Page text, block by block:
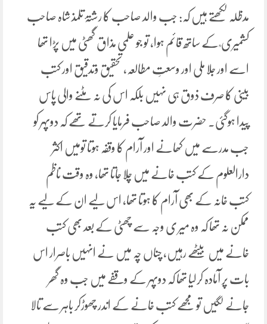
مدظلہ لکھتے ہیں کہ: جب والد صاحب کا رشتۂ تلمذ شاہ صاحب
کشمیری ؒ کے ساتھ قائم ہوا، تو جو علمی مذاق گھٹی میں پڑا تھا
اسے اور جلا ملی اور وسعتِ مطالعہ، تحقیق وتدقیق اور کتب
بینی کا صرف ذوق ہی نہیں بلکہ اس کی نہ مٹنے والی پاس
پیدا ہوگئی۔ حضرت والد صاحب فرمایا کرتے تھے کہ دوپہر کو
جب مدرسے میں کھانے اور آرام کا وقفہ ہوتا تومیں اکثر
دارالعلوم کے کتب خانے میں چلا جاتا تھا، وہ وقت ناظم
کتب خانہ کے بھی آرام کا ہوتا تھا، اس لیے ان کے لیے یہ
ممکن نہ تھا کہ وہ میر ی وجہ سے چھٹی کے بعد بھی کتب
خانے میں بیٹھے رہیں، چناں چہ میں نے انہیں باصرار اس
بات پر آمادہ کرلیا تھا کہ دوپہر کے وقفے میں جب وہ گھر
جانے لگیں تو مجھے کتب خانے کے اندر چھوڑکر باہر سے تالا